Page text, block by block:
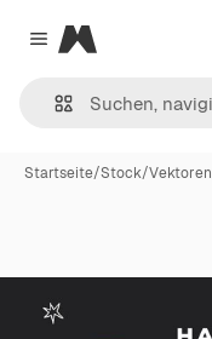
Close menu
Magnific
Startseite/Stock/Vektoren